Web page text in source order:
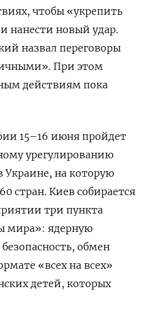
чтобы «укрепить
нанести новый удар.
назвал переговоры
При этом
действиям пока
15–16 июня пройдет
урегулированию
Украине, на которую
стран. Киев собирается
три пункта
мира»: ядерную
обмен
«всех на всех»
детей, которых